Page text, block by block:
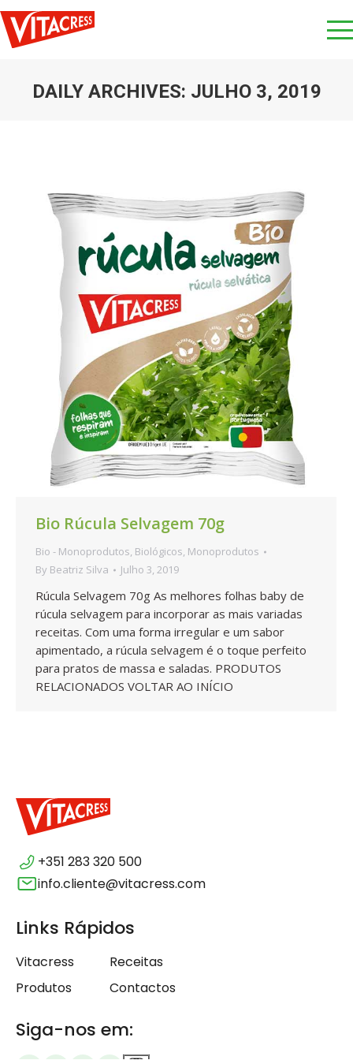
DAILY ARCHIVES: JULHO 3, 2019
Bio Rúcula Selvagem 70g
Bio - Monoprodutos, Biológicos, Monoprodutos
By Beatriz Silva Julho 3, 2019
Rúcula Selvagem 70g As melhores folhas baby de
rúcula selvagem para incorporar as mais variadas
receitas. Com uma forma irregular e um sabor
apimentado, a rúcula selvagem é o toque perfeito
para pratos de massa e saladas. PRODUTOS
RELACIONADOS VOLTAR AO INÍCIO
+351 283 320 500
info.cliente@vitacress.com
Links Rápidos
Vitacress
Receitas
Produtos
Contactos
Siga-nos em: